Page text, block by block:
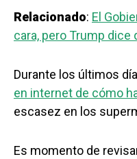
Relacionado: El
cara, pero Trump dice
Durante los últimos
en internet de cómo
escasez en los
Es momento de